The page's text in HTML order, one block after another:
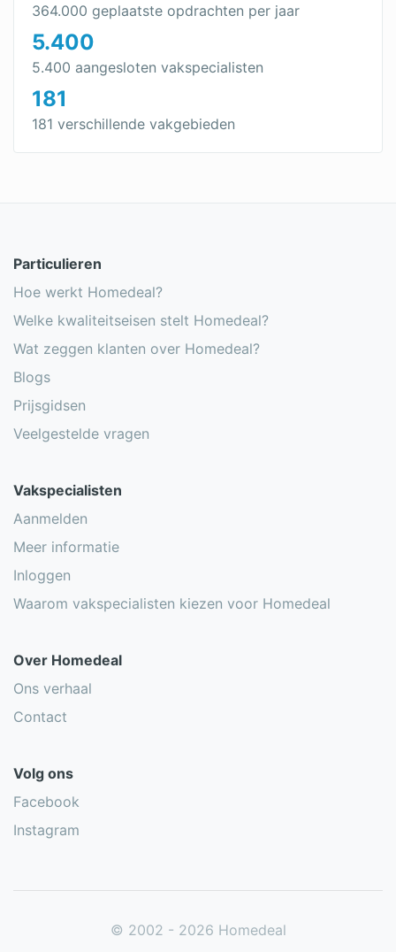
364.000 geplaatste opdrachten per jaar
5.400
5.400 aangesloten vakspecialisten
181
181 verschillende vakgebieden
Particulieren
Hoe werkt Homedeal?
Welke kwaliteitseisen stelt Homedeal?
Wat zeggen klanten over Homedeal?
Blogs
Prijsgidsen
Veelgestelde vragen
Vakspecialisten
Aanmelden
Meer informatie
Inloggen
Waarom vakspecialisten kiezen voor Homedeal
Over Homedeal
Ons verhaal
Contact
Volg ons
Facebook
Instagram
© 2002 - 2026 Homedeal